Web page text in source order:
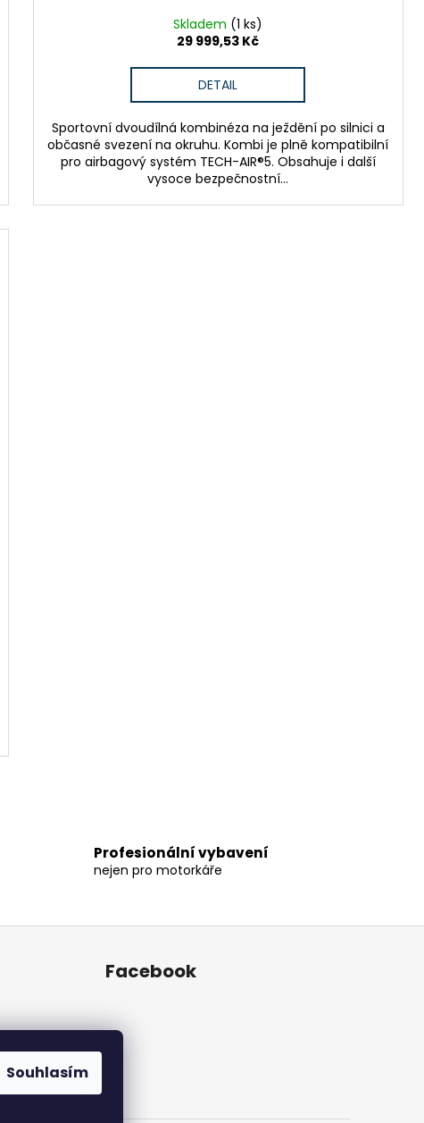
Souhlasím
Skladem (1 ks)
29 999,53 Kč
DETAIL
Sportovní dvoudílná kombinéza na ježdění po silnici a
občasné svezení na okruhu. Kombi je plně kompatibilní
pro airbagový systém TECH-AIR®5. Obsahuje i další
vysoce bezpečnostní...
Profesionální vybavení
nejen pro motorkáře
Facebook